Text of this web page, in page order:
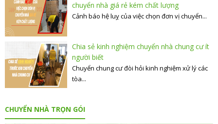
chuyển nhà giá rẻ kém chất lượng
Cảnh báo hệ luỵ của việc chọn đơn vị chuyển...
Chia sẻ kinh nghiệm chuyển nhà chung cư ít
người biết
Chuyển chung cư đòi hỏi kinh nghiệm xử lý các
tòa...
CHUYỂN NHÀ TRỌN GÓI